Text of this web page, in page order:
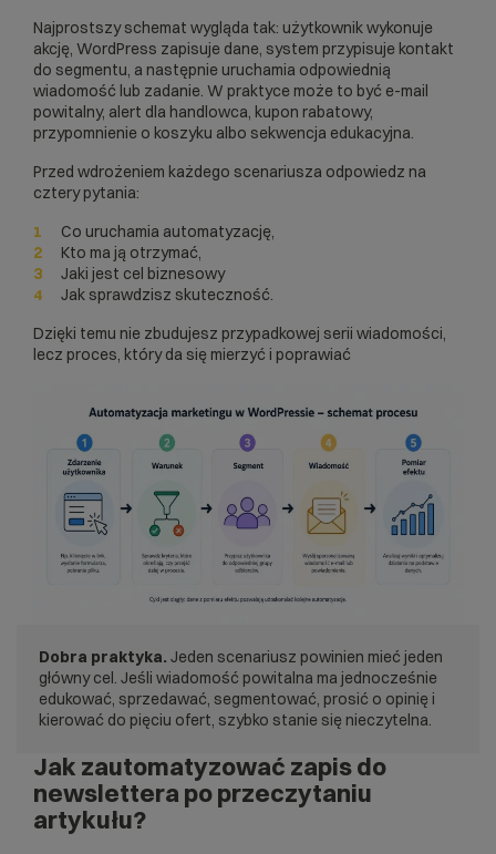
Najprostszy schemat wygląda tak: użytkownik wykonuje
akcję, WordPress zapisuje dane, system przypisuje kontakt
do segmentu, a następnie uruchamia odpowiednią
wiadomość lub zadanie. W praktyce może to być e-mail
powitalny, alert dla handlowca, kupon rabatowy,
przypomnienie o koszyku albo sekwencja edukacyjna.
Przed wdrożeniem każdego scenariusza odpowiedz na
cztery pytania:
Co uruchamia automatyzację,
Kto ma ją otrzymać,
Jaki jest cel biznesowy
Jak sprawdzisz skuteczność.
Dzięki temu nie zbudujesz przypadkowej serii wiadomości,
lecz proces, który da się mierzyć i poprawiać
Dobra praktyka. Jeden scenariusz powinien mieć jeden
główny cel. Jeśli wiadomość powitalna ma jednocześnie
edukować, sprzedawać, segmentować, prosić o opinię i
kierować do pięciu ofert, szybko stanie się nieczytelna.
Jak zautomatyzować zapis do
newslettera po przeczytaniu
artykułu?